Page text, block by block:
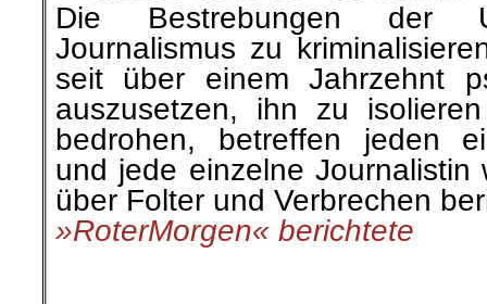
Die Bestrebungen der
Journalismus zu
seit über einem Jahrzehnt
auszusetzen, ihn zu
bedrohen, betreffen jeden
und jede einzelne Journalistin
über Folter und Verbrechen
»RoterMorgen« berichtete